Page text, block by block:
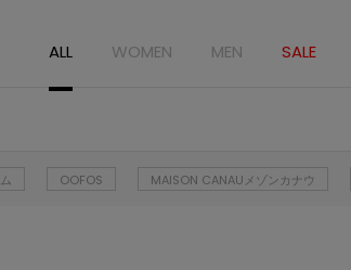
ALL WOMEN MEN SALE
OOFOS MAISON CANAUメゾンカナウ